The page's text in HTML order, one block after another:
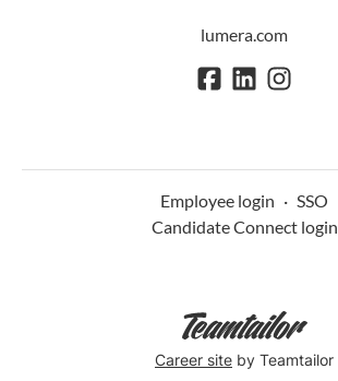
lumera.com
Employee login · SSO
Candidate Connect login
Career site by Teamtailor